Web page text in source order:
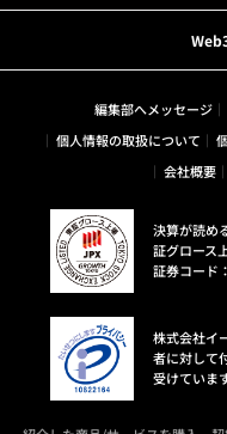
編集部へメッセージ
個人情報の取扱について
会社概要
決算が読め
証グロース
証券コード
株式会社イ
者に対して
受けています